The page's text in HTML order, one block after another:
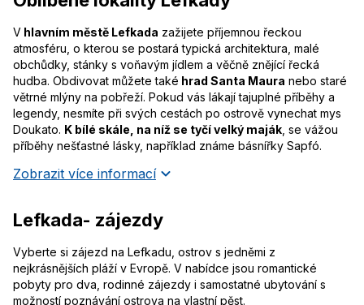
V hlavním městě Lefkada zažijete příjemnou řeckou
atmosféru, o kterou se postará typická architektura, malé
obchůdky, stánky s voňavým jídlem a věčně znějící řecká
hudba. Obdivovat můžete také hrad Santa Maura nebo staré
větrné mlýny na pobřeží. Pokud vás lákají tajuplné příběhy a
legendy, nesmíte při svých cestách po ostrově vynechat mys
Doukato. K bílé skále, na níž se tyčí velký maják , se vážou
příběhy nešťastné lásky, například známe básnířky Sapfó.
Zobrazit více informací
Lefkada- zájezdy
Vyberte si zájezd na Lefkadu, ostrov s jedněmi z
nejkrásnějších pláží v Evropě. V nabídce jsou romantické
pobyty pro dva, rodinné zájezdy i samostatné ubytování s
možností poznávání ostrova na vlastní pěst.